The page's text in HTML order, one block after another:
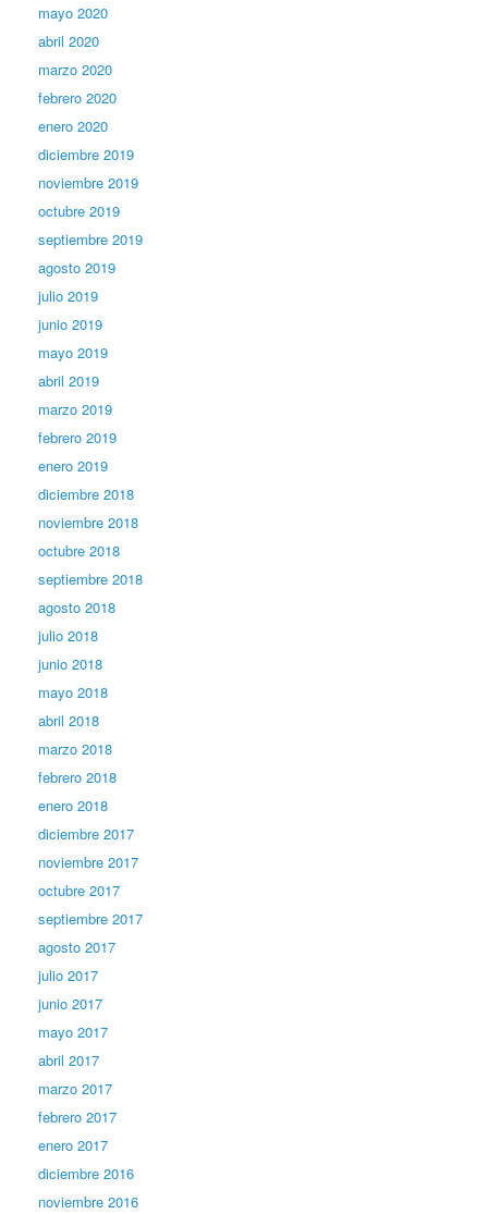
mayo 2020
abril 2020
marzo 2020
febrero 2020
enero 2020
diciembre 2019
noviembre 2019
octubre 2019
septiembre 2019
agosto 2019
julio 2019
junio 2019
mayo 2019
abril 2019
marzo 2019
febrero 2019
enero 2019
diciembre 2018
noviembre 2018
octubre 2018
septiembre 2018
agosto 2018
julio 2018
junio 2018
mayo 2018
abril 2018
marzo 2018
febrero 2018
enero 2018
diciembre 2017
noviembre 2017
octubre 2017
septiembre 2017
agosto 2017
julio 2017
junio 2017
mayo 2017
abril 2017
marzo 2017
febrero 2017
enero 2017
diciembre 2016
noviembre 2016